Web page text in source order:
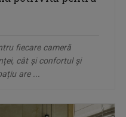
fiecare cameră
cât și confortul și
are ...